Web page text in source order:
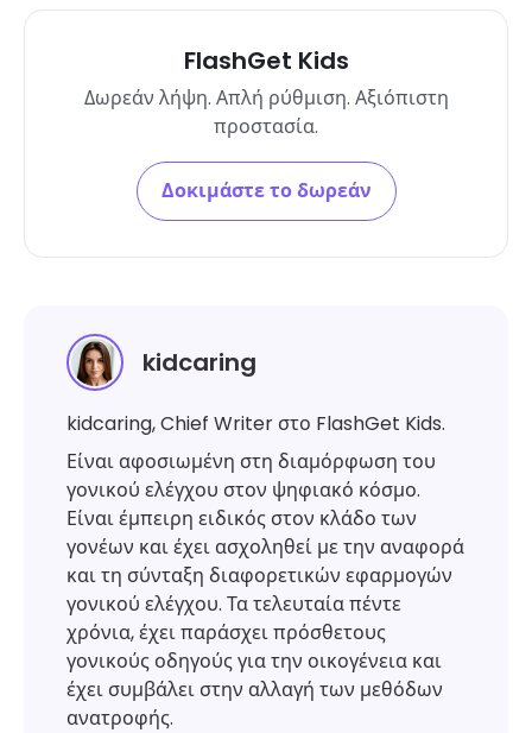
FlashGet Kids
Δωρεάν λήψη. Απλή ρύθμιση. Αξιόπιστη
προστασία.
Δοκιμάστε το δωρεάν
kidcaring
kidcaring, Chief Writer στο FlashGet Kids.
Είναι αφοσιωμένη στη διαμόρφωση του
γονικού ελέγχου στον ψηφιακό κόσμο.
Είναι έμπειρη ειδικός στον κλάδο των
γονέων και έχει ασχοληθεί με την αναφορά
και τη σύνταξη διαφορετικών εφαρμογών
γονικού ελέγχου. Τα τελευταία πέντε
χρόνια, έχει παράσχει πρόσθετους
γονικούς οδηγούς για την οικογένεια και
έχει συμβάλει στην αλλαγή των μεθόδων
ανατροφής.